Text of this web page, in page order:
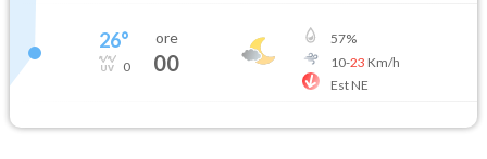
26°
0
ore
00
57%
10-23 Km/h
Est NE